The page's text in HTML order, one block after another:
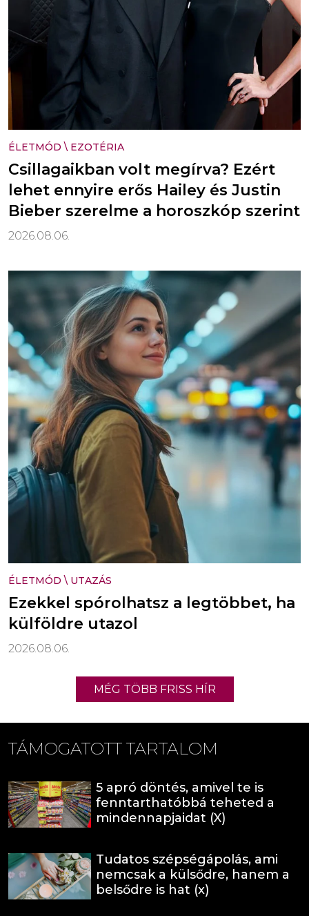
ÉLETMÓD \ EZOTÉRIA
Csillagaikban volt megírva? Ezért
lehet ennyire erős Hailey és Justin
Bieber szerelme a horoszkóp szerint
2026.08.06.
ÉLETMÓD \ UTAZÁS
Ezekkel spórolhatsz a legtöbbet, ha
külföldre utazol
2026.08.06.
MÉG TÖBB FRISS HÍR
TÁMOGATOTT TARTALOM
5 apró döntés, amivel te is
fenntarthatóbbá teheted a
mindennapjaidat (X)
Tudatos szépségápolás, ami
nemcsak a külsődre, hanem a
belsődre is hat (x)